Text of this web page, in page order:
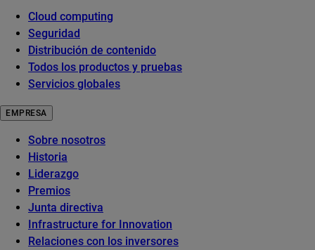
Cloud computing
Seguridad
Distribución de contenido
Todos los productos y pruebas
Servicios globales
EMPRESA
Sobre nosotros
Historia
Liderazgo
Premios
Junta directiva
Infrastructure for Innovation
Relaciones con los inversores